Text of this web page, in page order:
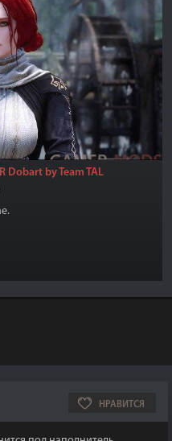
Dobart by Team TAL
НРАВИТСЯ